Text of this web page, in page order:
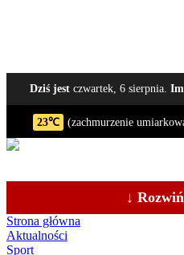
Dziś jestczwartek, 6 sierpnia.
23℃ (zachmurzenie
↓
Strona główna
Aktualności
Sport